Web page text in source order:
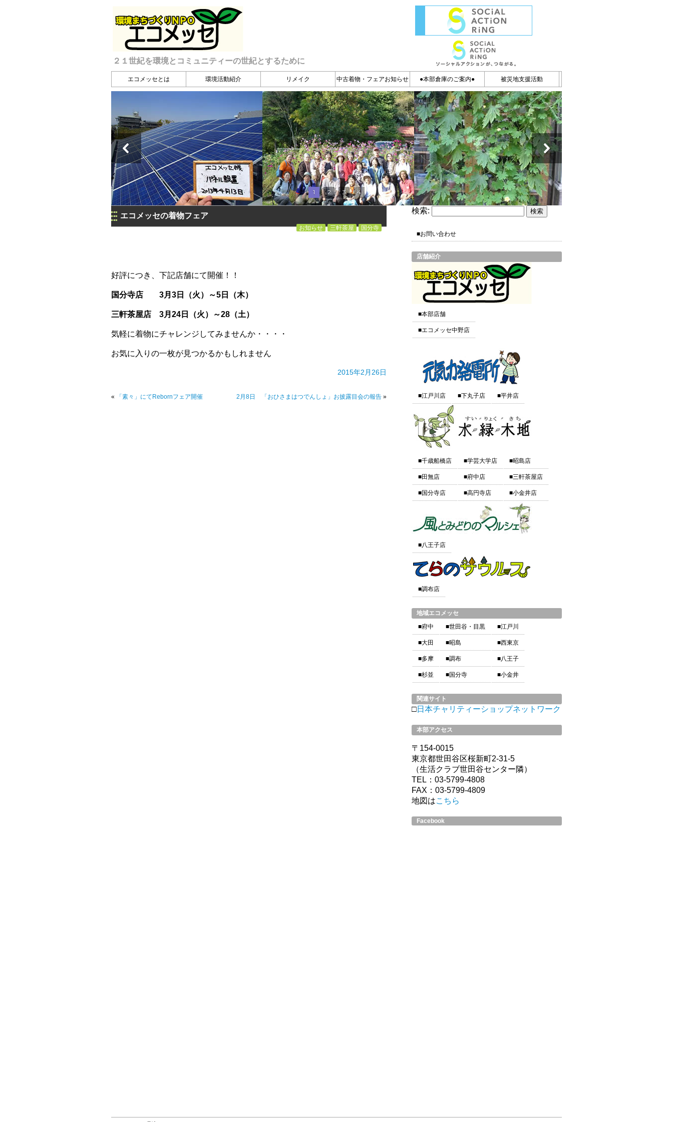
２１世紀を環境とコミュニティーの世紀とするために
エコメッセとは 環境活動紹介 リメイク 中古着物・フェアお知らせ ●本部倉庫のご案内● 被災地支援活動
1 2 3 4
エコメッセの着物フェア
お知らせ 三軒茶屋 国分寺
好評につき、下記店舗にて開催！！
国分寺店 3月3日（火）～5日（木）
三軒茶屋店 3月24日（火）～28（土）
気軽に着物にチャレンジしてみませんか・・・・
お気に入りの一枚が見つかるかもしれません
2015年2月26日
« 「素々」にてRebornフェア開催 2月8日 「おひさまはつでんしょ」お披露目会の報告 »
検索:
■お問い合わせ
店舗紹介
■本部店舗
■エコメッセ中野店
■江戸川店 ■下丸子店 ■平井店
■千歳船橋店 ■学芸大学店 ■昭島店
■田無店 ■府中店 ■三軒茶屋店
■国分寺店 ■高円寺店 ■小金井店
■八王子店
■調布店
地域エコメッセ
■府中
■世田谷・目黒 ■江戸川
■大田 ■昭島 ■西東京
■多摩 ■調布 ■八王子
■杉並 ■国分寺 ■小金井
関連サイト
□日本チャリティーショップネットワーク
本部アクセス
〒154-0015
東京都世田谷区桜新町2-31-5
（生活クラブ世田谷センター隣）
TEL：03-5799-4808
FAX：03-5799-4809
地図はこちら
Facebook